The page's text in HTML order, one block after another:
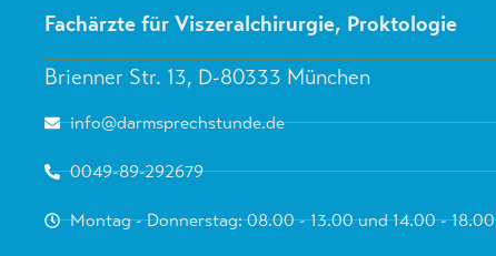
Fachärzte für Viszeralchirurgie, Proktologie
Brienner Str. 13, D-80333 München
info@darmsprechstunde.de
0049-89-292679
Montag - Donnerstag: 08.00 - 13.00 und 14.00 - 18.00